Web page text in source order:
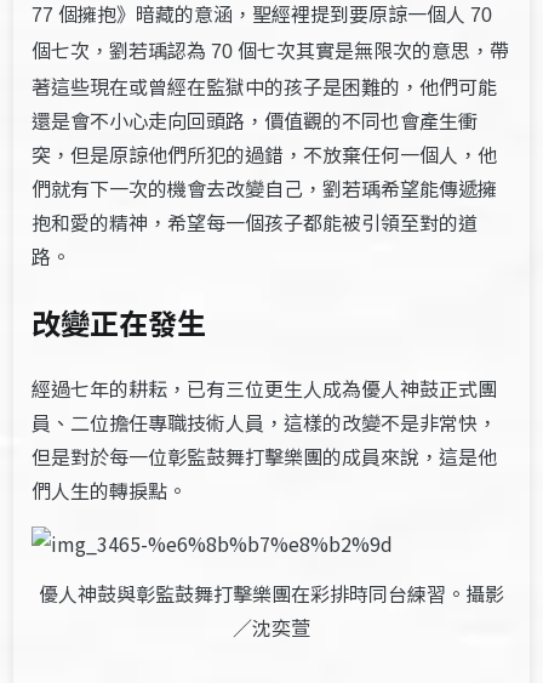
77 個擁抱》暗藏的意涵，聖經裡提到要原諒一個人70
個七次，劉若瑀認為70個七次其實是無限次的意思，帶
著這些現在或曾經在監獄中的孩子是困難的，他們可能
還是會不小心走向回頭路，價值觀的不同也會產生衝
突，但是原諒他們所犯的過錯，不放棄任何一個人，他
們就有下一次的機會去改變自己，劉若瑀希望能傳遞擁
抱和愛的精神，希望每一個孩子都能被引領至對的道
路。
改變正在發生
經過七年的耕耘，已有三位更生人成為優人神鼓正式團
員、二位擔任專職技術人員，這樣的改變不是非常快，
但是對於每一位彰監鼓舞打擊樂團的成員來說，這是他
們人生的轉捩點。
優人神鼓與彰監鼓舞打擊樂團在彩排時同台練習。攝影
／沈奕萱